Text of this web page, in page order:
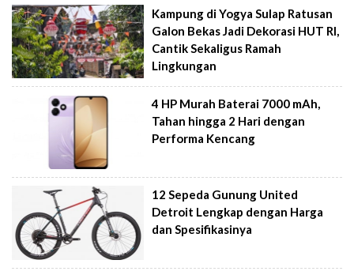
Kampung di Yogya Sulap Ratusan
Galon Bekas Jadi Dekorasi HUT RI,
Cantik Sekaligus Ramah
Lingkungan
4 HP Murah Baterai 7000 mAh,
Tahan hingga 2 Hari dengan
Performa Kencang
12 Sepeda Gunung United
Detroit Lengkap dengan Harga
dan Spesifikasinya